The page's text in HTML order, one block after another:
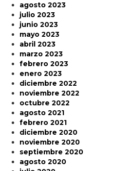
agosto 2023
julio 2023
junio 2023
mayo 2023
abril 2023
marzo 2023
febrero 2023
enero 2023
diciembre 2022
noviembre 2022
octubre 2022
agosto 2021
febrero 2021
diciembre 2020
noviembre 2020
septiembre 2020
agosto 2020